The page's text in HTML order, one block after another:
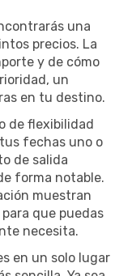
una
precios. La
y de cómo
un
en tu destino.
de flexibilidad
fechas uno o
de salida
forma notable.
muestran
que puedas
necesita.
en un solo lugar